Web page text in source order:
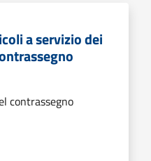
a servizio dei
contrassegno